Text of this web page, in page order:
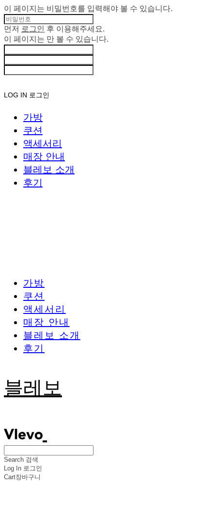
이 페이지는 비밀번호를 입력해야 볼 수 있습니다.
먼저 로그인 후 이용해주세요.
이 페이지는 만 볼 수 있습니다.
LOG IN 로그인
가방
쿠션
액세서리
매장 안내
블레보 소개
후기
가방
쿠션
액세서리
매장 안내
블레보 소개
후기
블레보
Search 검색
Log In 로그인
Cart장바구니